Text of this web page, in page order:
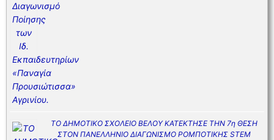
ΤΟ ΔΗΜΟΤΙΚΟ ΣΧΟΛΕΙΟ ΒΕΛΟΥ ΚΑΤΕΚΤΗΣΕ ΤΗΝ 7η ΘΕΣΗ
ΣΤΟΝ ΠΑΝΕΛΛΗΝΙΟ ΔΙΑΓΩΝΙΣΜΟ ΡΟΜΠΟΤΙΚΗΣ STEM